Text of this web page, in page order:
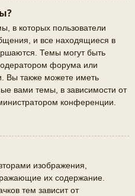
в которых пользователи
и все находящиеся в
Темы могут быть
форума или
Вы также можете иметь
вами темы, в зависимости от
конференции.
изображения,
их содержание.
тем зависит от